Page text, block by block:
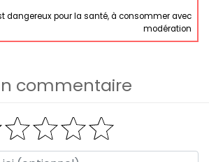
dangereux pour la santé, à consommer avec
modération
commentaire